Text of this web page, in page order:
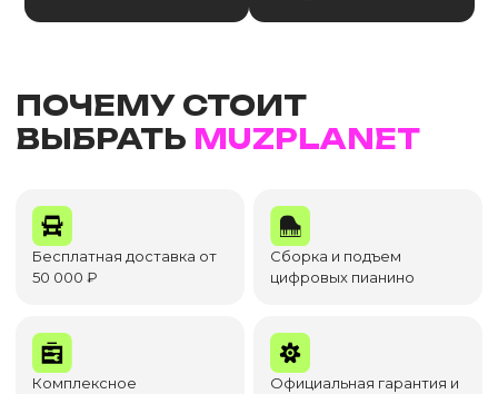
ПОЧЕМУ СТОИТ
ВЫБРАТЬ MUZPLANET
Бесплатная доставка от
50 000 ₽
Сборка и подъем
цифровых пианино
Комплексное
Официальная гарантия и